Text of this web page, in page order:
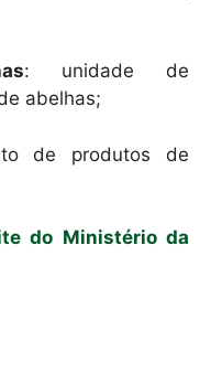
: unidade de
abelhas;
de produtos de
do Ministério da